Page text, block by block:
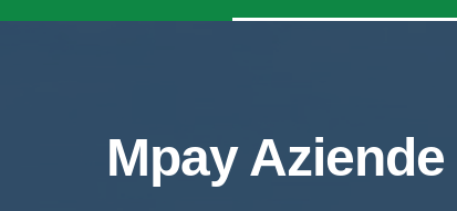
Mpay